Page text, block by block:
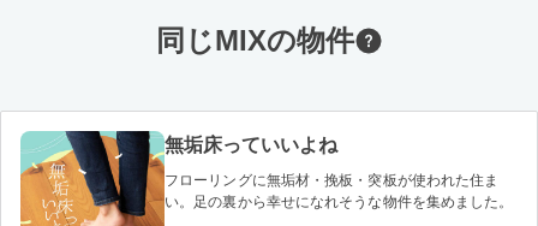
同じMIXの物件
無垢床っていいよね
フローリングに無垢材・挽板・突板が使われた住ま
い。足の裏から幸せになれそうな物件を集めました。